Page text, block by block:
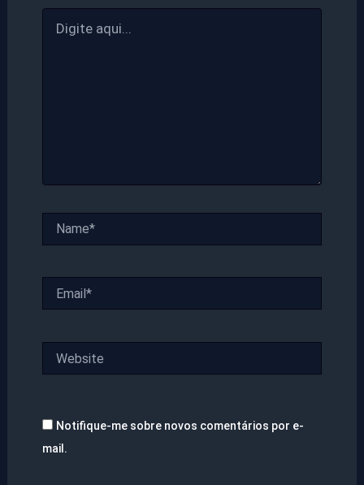
aqui...
Notifique-me sobre novos comentários por e-
mail.